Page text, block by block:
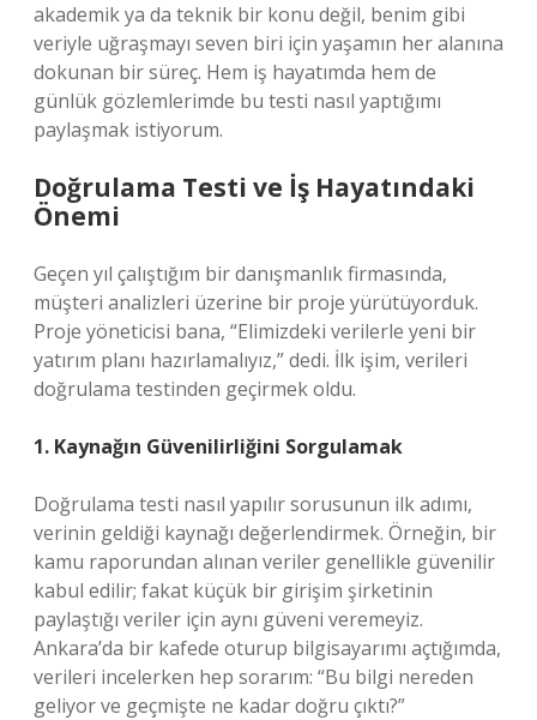
akademik ya da teknik bir konu değil, benim gibi
veriyle uğraşmayı seven biri için yaşamın her alanına
dokunan bir süreç. Hem iş hayatımda hem de
günlük gözlemlerimde bu testi nasıl yaptığımı
paylaşmak istiyorum.
Doğrulama Testi ve İş Hayatındaki
Önemi
Geçen yıl çalıştığım bir danışmanlık firmasında,
müşteri analizleri üzerine bir proje yürütüyorduk.
Proje yöneticisi bana, “Elimizdeki verilerle yeni bir
yatırım planı hazırlamalıyız,” dedi. İlk işim, verileri
doğrulama testinden geçirmek oldu.
1. Kaynağın Güvenilirliğini Sorgulamak
Doğrulama testi nasıl yapılır sorusunun ilk adımı,
verinin geldiği kaynağı değerlendirmek. Örneğin, bir
kamu raporundan alınan veriler genellikle güvenilir
kabul edilir; fakat küçük bir girişim şirketinin
paylaştığı veriler için aynı güveni veremeyiz.
Ankara’da bir kafede oturup bilgisayarımı açtığımda,
verileri incelerken hep sorarım: “Bu bilgi nereden
geliyor ve geçmişte ne kadar doğru çıktı?”